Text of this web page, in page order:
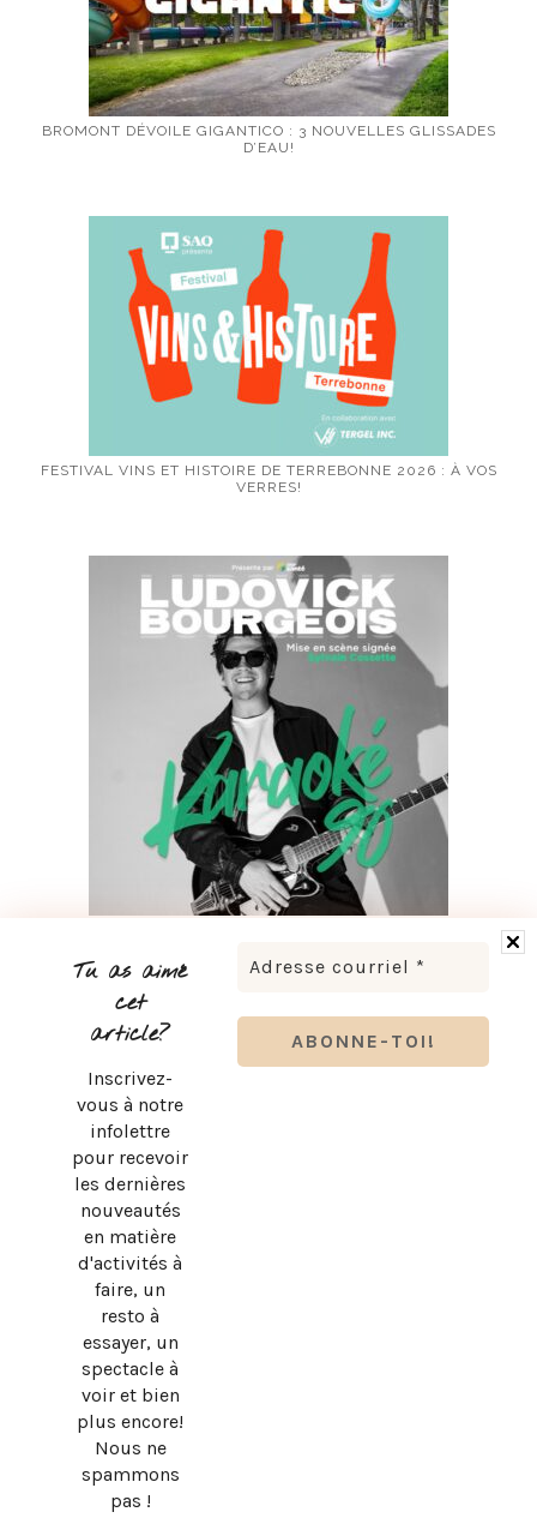
Tu as aimé
cet
article?
Inscrivez-
vous à notre
infolettre
pour recevoir
les dernières
nouveautés
en matière
d'activités à
faire, un
resto à
essayer, un
spectacle à
voir et bien
plus encore!
Nous ne
spammons
pas !
BROMONT DÉVOILE GIGANTICO : 3 NOUVELLES GLISSADES
D’EAU!
FESTIVAL VINS ET HISTOIRE DE TERREBONNE 2026 : À VOS
VERRES!
BRUNO PELLETIER 3 ET MOI : UN SPECTACLE À VOIR AU